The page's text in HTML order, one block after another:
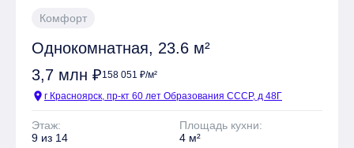
Комфорт
Однокомнатная, 23.6 м²
3,7 млн ₽158 051 ₽/м²
location_on г Красноярск, пр-кт 60 лет Образования СССР, д 48Г
Этаж:
9 из 14
Площадь кухни:
4 м²